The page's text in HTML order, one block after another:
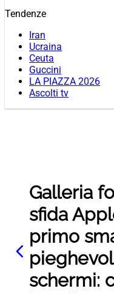
Tendenze
Iran
Ucraina
Ceuta
Guccini
LA PIAZZA 2026
Ascolti tv
Galleria
sfida
primo
schermi: